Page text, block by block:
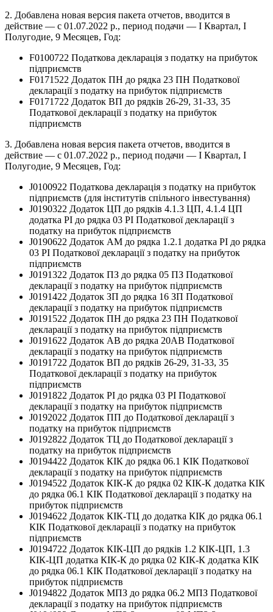
2. Добавлена новая версия пакета отчетов, вводится в
действие — с 01.07.2022 р., период подачи — І Квартал, І
Полугодие, 9 Месяцев, Год:
F0100722 Податкова декларація з податку на прибуток
підприємств
F0171522 Додаток ПН до рядка 23 ПН Податкової
декларації з податку на прибуток підприємств
F0171722 Додаток ВП до рядків 26-29, 31-33, 35
Податкової декларації з податку на прибуток
підприємств
3. Добавлена новая версия пакета отчетов, вводится в
действие — с 01.07.2022 р., период подачи — І Квартал, І
Полугодие, 9 Месяцев, Год:
J0100922 Податкова декларація з податку на прибуток
підприємств (для інститутів спільного інвестування)
J0190322 Додаток ЦП до рядків 4.1.3 ЦП, 4.1.4 ЦП
додатка РІ до рядка 03 РІ Податкової декларації з
податку на прибуток підприємств
J0190622 Додаток АМ до рядка 1.2.1 додатка РІ до рядка
03 РІ Податкової декларації з податку на прибуток
підприємств
J0191322 Додаток ПЗ до рядка 05 ПЗ Податкової
декларації з податку на прибуток підприємств
J0191422 Додаток ЗП до рядка 16 ЗП Податкової
декларації з податку на прибуток підприємств
J0191522 Додаток ПН до рядка 23 ПН Податкової
декларації з податку на прибуток підприємств
J0191622 Додаток АВ до рядка 20АВ Податкової
декларації з податку на прибуток підприємств
J0191722 Додаток ВП до рядків 26-29, 31-33, 35
Податкової декларації з податку на прибуток
підприємств
J0191822 Додаток РІ до рядка 03 РІ Податкової
декларації з податку на прибуток підприємств
J0192022 Додаток ПП до Податкової декларації з
податку на прибуток підприємств
J0192822 Додаток ТЦ до Податкової декларації з
податку на прибуток підприємств
J0194422 Додаток КІК до рядка 06.1 КІК Податкової
декларації з податку на прибуток підприємств
J0194522 Додаток КІК-К до рядка 02 КІК-К додатка КІК
до рядка 06.1 КІК Податкової декларації з податку на
прибуток підприємств
J0194622 Додаток КІК-ТЦ до додатка КІК до рядка 06.1
КІК Податкової декларації з податку на прибуток
підприємств
J0194722 Додаток КІК-ЦП до рядків 1.2 КІК-ЦП, 1.3
КІК-ЦП додатка КІК-К до рядка 02 КІК-К додатка КІК
до рядка 06.1 КІК Податкової декларації з податку на
прибуток підприємств
J0194822 Додаток МПЗ до рядка 06.2 МПЗ Податкової
декларації з податку на прибуток підприємств